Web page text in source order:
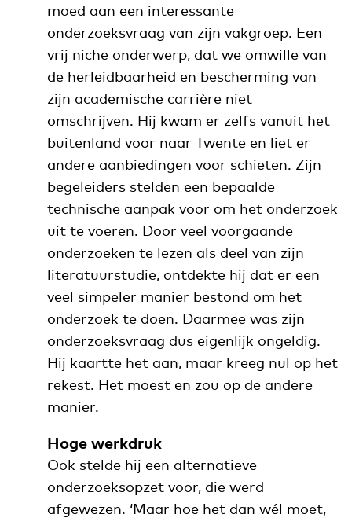
moed aan een interessante
onderzoeksvraag van zijn vakgroep. Een
vrij niche onderwerp, dat we omwille van
de herleidbaarheid en bescherming van
zijn academische carrière niet
omschrijven. Hij kwam er zelfs vanuit het
buitenland voor naar Twente en liet er
andere aanbiedingen voor schieten. Zijn
begeleiders stelden een bepaalde
technische aanpak voor om het onderzoek
uit te voeren. Door veel voorgaande
onderzoeken te lezen als deel van zijn
literatuurstudie, ontdekte hij dat er een
veel simpeler manier bestond om het
onderzoek te doen. Daarmee was zijn
onderzoeksvraag dus eigenlijk ongeldig.
Hij kaartte het aan, maar kreeg nul op het
rekest. Het moest en zou op de andere
manier.
Hoge werkdruk
Ook stelde hij een alternatieve
onderzoeksopzet voor, die werd
afgewezen. ‘Maar hoe het dan wél moet,